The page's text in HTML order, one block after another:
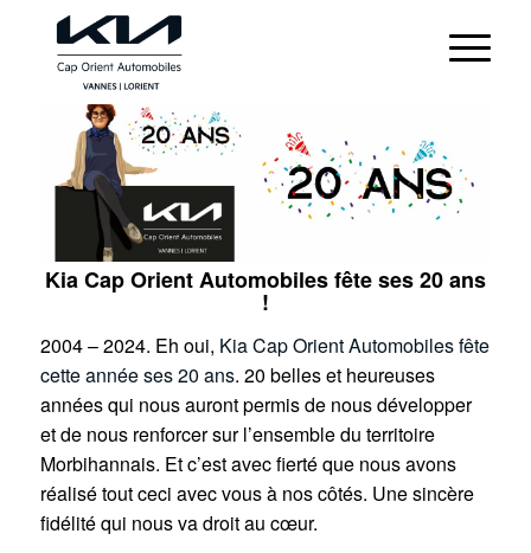
Kia Cap Orient Automobiles fête ses 20 ans
!
2004 – 2024. Eh oui, Kia Cap Orient Automobiles fête
cette année ses 20 ans. 20 belles et heureuses
années qui nous auront permis de nous développer
et de nous renforcer sur l’ensemble du territoire
Morbihannais. Et c’est avec fierté que nous avons
réalisé tout ceci avec vous à nos côtés. Une sincère
fidélité qui nous va droit au cœur.